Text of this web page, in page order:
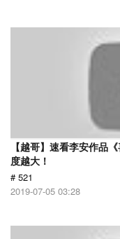
【越哥】速看李安作品
度越大！
# 521
2019-07-05 03:28